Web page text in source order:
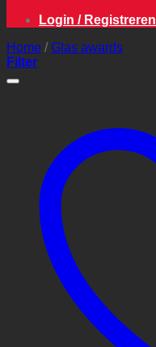
Login / Registreren
Home / Glas awards
Filter